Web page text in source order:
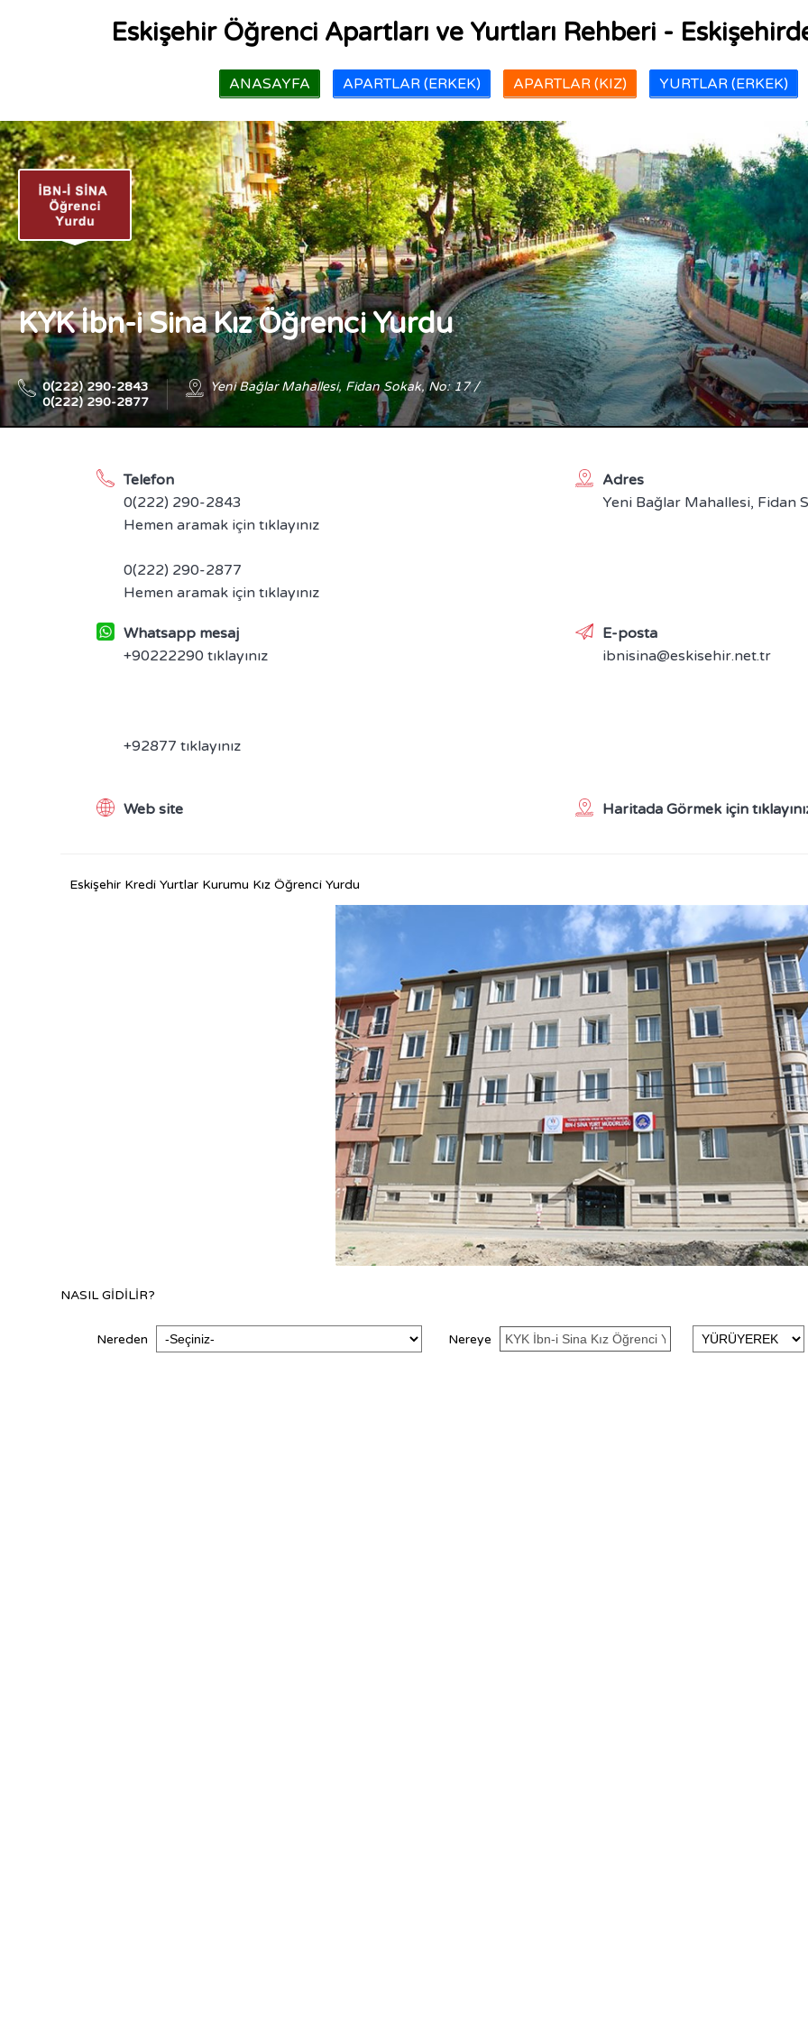
Eskişehir Öğrenci Apartları ve Yurtları Rehberi -
ANASAYFA APARTLAR (ERKEK) APARTLAR (KIZ) YURTLAR (ERKEK)
KYK İbn-i Sina Kız Öğrenci Yurdu
0(222) 290-2843
0(222) 290-2877
Yeni Bağlar Mahallesi, Fidan Sokak, No: 17 /
Telefon
0(222) 290-2843
Hemen aramak için tıklayınız
0(222) 290-2877
Hemen aramak için tıklayınız
Adres
Yeni Bağlar Mahallesi, Fidan
Whatsapp mesaj
+90222290 tıklayınız
+92877 tıklayınız
E-posta
ibnisina@eskisehir.net.tr
Web site Haritada Görmek için
Eskişehir Kredi Yurtlar Kurumu Kız Öğrenci Yurdu
NASIL GİDİLİR?
Nereden Nereye